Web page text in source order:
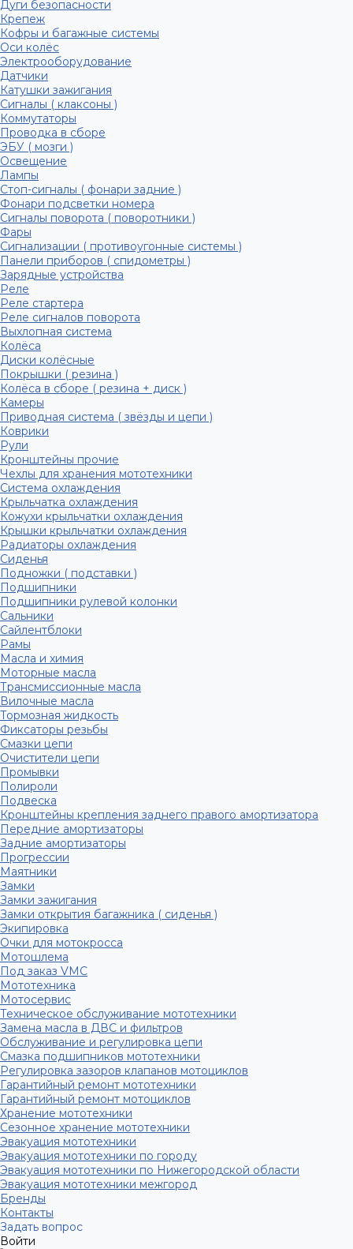
Дуги безопасности
Крепеж
Кофры и багажные системы
Оси колёс
Электрооборудование
Датчики
Катушки зажигания
Сигналы ( клаксоны )
Коммутаторы
Проводка в сборе
ЭБУ ( мозги )
Освещение
Лампы
Стоп-сигналы ( фонари задние )
Фонари подсветки номера
Сигналы поворота ( поворотники )
Фары
Сигнализации ( противоугонные системы )
Панели приборов ( спидометры )
Зарядные устройства
Реле
Реле стартера
Реле сигналов поворота
Выхлопная система
Колёса
Диски колёсные
Покрышки ( резина )
Колёса в сборе ( резина + диск )
Камеры
Приводная система ( звёзды и цепи )
Коврики
Рули
Кронштейны прочие
Чехлы для хранения мототехники
Система охлаждения
Крыльчатка охлаждения
Кожухи крыльчатки охлаждения
Крышки крыльчатки охлаждения
Радиаторы охлаждения
Сиденья
Подножки ( подставки )
Подшипники
Подшипники рулевой колонки
Сальники
Сайлентблоки
Рамы
Масла и химия
Моторные масла
Трансмиссионные масла
Вилочные масла
Тормозная жидкость
Фиксаторы резьбы
Смазки цепи
Очистители цепи
Промывки
Полироли
Подвеска
Кронштейны крепления заднего правого амортизатора
Передние амортизаторы
Задние амортизаторы
Прогрессии
Маятники
Замки
Замки зажигания
Замки открытия багажника ( сиденья )
Экипировка
Очки для мотокросса
Мотошлема
Под заказ VMC
Мототехника
Мотосервис
Техническое обслуживание мототехники
Замена масла в ДВС и фильтров
Обслуживание и регулировка цепи
Смазка подшипников мототехники
Регулировка зазоров клапанов мотоциклов
Гарантийный ремонт мототехники
Гарантийный ремонт мотоциклов
Хранение мототехники
Сезонное хранение мототехники
Эвакуация мототехники
Эвакуация мототехники по городу
Эвакуация мототехники по Нижегородской области
Эвакуация мототехники межгород
Бренды
Контакты
Задать вопрос
Войти